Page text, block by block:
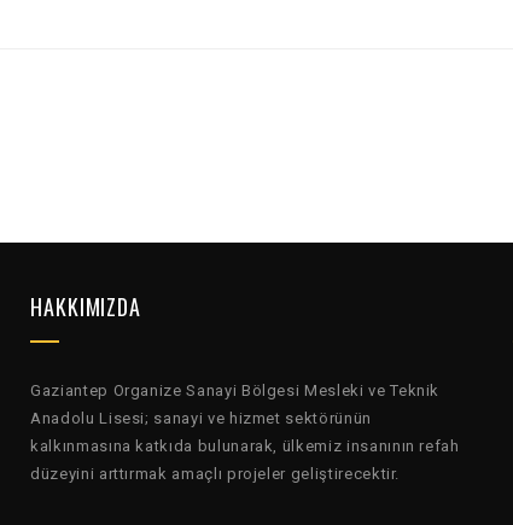
HAKKIMIZDA
Gaziantep Organize Sanayi Bölgesi Mesleki ve Teknik
Anadolu Lisesi; sanayi ve hizmet sektörünün
kalkınmasına katkıda bulunarak, ülkemiz insanının refah
düzeyini arttırmak amaçlı projeler geliştirecektir.